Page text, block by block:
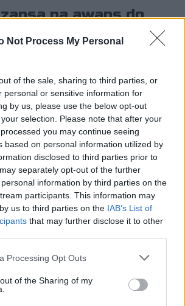
Not Process My Personal
of the sale, sharing to third parties, or
personal or sensitive information for
by us, please use the below opt-out
selection. Please note that after your
you may continue seeing
based on personal information utilized by
disclosed to third parties prior to
separately opt-out of the further
information by third parties on the
participants. This information may
us to third parties on the IAB’s List of
that may further disclose it to other
Processing Opt Outs
of the Sharing of my
na awans do
Legia Community
na awans do kolejnego
Legia Community Cup -
Dziś czekają nas czwarte
On...
na awans do kolejnego etapu
Community Cup - turnieju FIFA 17.
czwarte eliminacje na Xbox One, a
4. Wyłonią one pozostałych
grupowej, która odbędzie się 18
są tutaj: